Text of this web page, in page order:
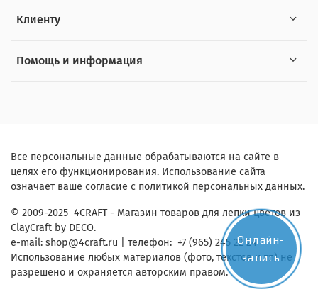
Клиенту
Помощь и информация
Все персональные данные обрабатываются на сайте в
целях его функционирования. Использование сайта
означает ваше согласие с политикой персональных данных.
© 2009-2025 4CRAFT - Магазин товаров для лепки цветов из
ClayCraft by DECO.
e-mail: shop@4craft.ru | телефон: +7 (965) 245 22 24
Использование любых материалов (фото, текстов и тп) не
разрешено и охраняется авторским правом.
Онлайн-
запись